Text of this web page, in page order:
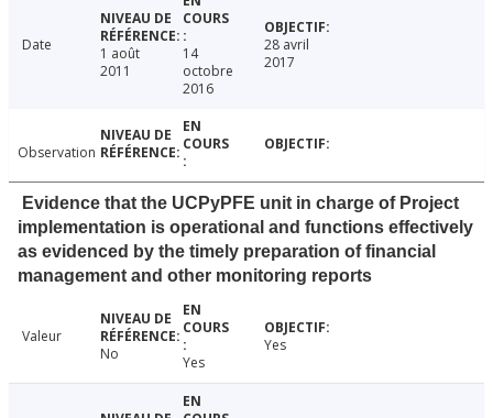
Date
1 août
2011
14
octobre
2016
28 avril
2017
Observation
Evidence that the UCPyPFE unit in charge of Project
implementation is operational and functions effectively
as evidenced by the timely preparation of financial
management and other monitoring reports
Valeur
No
Yes
Yes